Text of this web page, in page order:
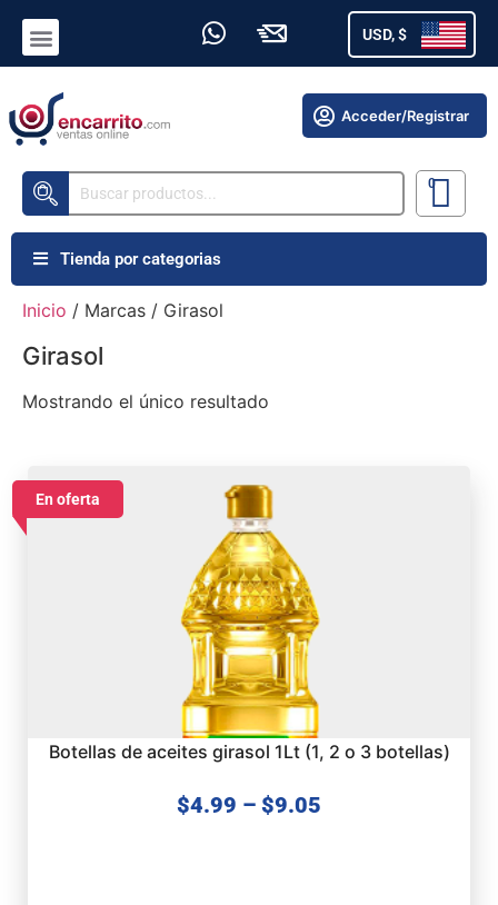
USD, $
Tienda por categorias
Acceder/Registrar
Inicio / Marcas / Girasol
Girasol
Mostrando el único resultado
En oferta
Botellas de aceites girasol 1Lt (1, 2 o 3 botellas)
$4.99 – $9.05